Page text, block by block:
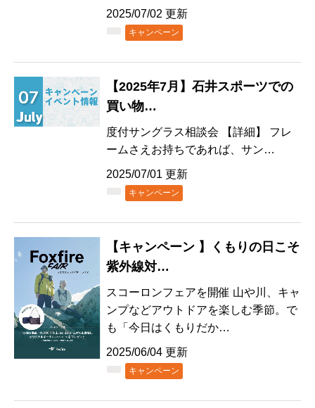
2025/07/02 更新
キャンペーン
【2025年7月】石井スポーツでの
買い物…
度付サングラス相談会 【詳細】 フレ
ームさえお持ちであれば、サン…
2025/07/01 更新
キャンペーン
【キャンペーン 】くもりの日こそ
紫外線対…
スコーロンフェアを開催 山や川、キャ
ンプなどアウトドアを楽しむ季節。で
も「今日はくもりだか…
2025/06/04 更新
キャンペーン